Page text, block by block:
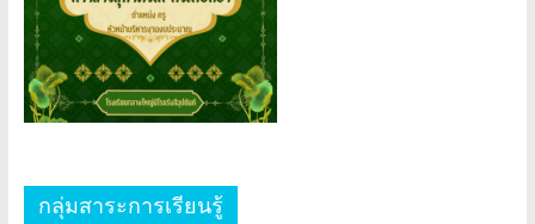
กลุ่มสาระการเรียนรู้